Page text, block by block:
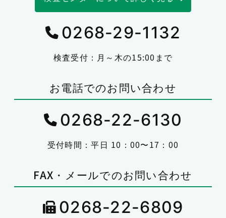
0268-29-1132
検査受付：月～木の15:00まで
お電話でのお問い合わせ
0268-22-6130
受付時間：平日 10：00〜17：00
FAX・メールでのお問い合わせ
0268-22-6809